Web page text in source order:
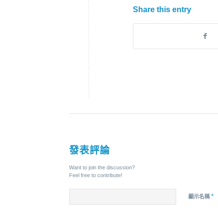
Share this entry
發表評論
Want to join the discussion?
Feel free to contribute!
顯示名稱 *